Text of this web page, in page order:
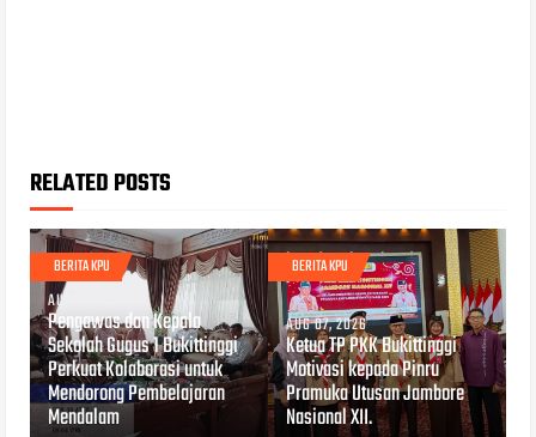
RELATED POSTS
BERITA KPU
AUG 08, 2026
Pengawas dan Kepala
Sekolah Gugus 1 Bukittinggi
Perkuat Kolaborasi untuk
Mendorong Pembelajaran
Mendalam
BERITA KPU
AUG 07, 2026
Ketua TP PKK Bukittinggi
Motivasi kepada Pinru
Pramuka Utusan Jambore
Nasional XII.